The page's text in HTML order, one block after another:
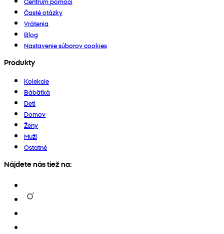
Časté otázky
Vrátenia
Blog
Nastavenie súborov cookies
Produkty
Kolekcie
Bábätká
Deti
Domov
Ženy
Muži
Ostatné
Nájdete nás tiež na: